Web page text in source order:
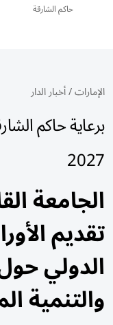
حاكم الشارقة
الإمارات/أخبار الدار
2027
الجامعة
تقديم
الدولي
والتنمية